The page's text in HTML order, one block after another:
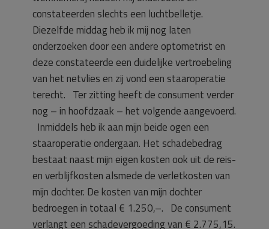
constateerden slechts een luchtbelletje.
Diezelfde middag heb ik mij nog laten
onderzoeken door een andere optometrist en
deze constateerde een duidelijke vertroebeling
van het netvlies en zij vond een staaroperatie
terecht. Ter zitting heeft de consument verder
nog – in hoofdzaak – het volgende aangevoerd.
Inmiddels heb ik aan mijn beide ogen een
staaroperatie ondergaan. Het schadebedrag
bestaat naast mijn eigen kosten ook uit de reis-
en verblijfkosten alsmede de verletkosten van
mijn dochter. De kosten van mijn dochter
bedroegen in totaal € 1.250,–. De consument
verlangt een schadevergoeding van € 2.775,15.